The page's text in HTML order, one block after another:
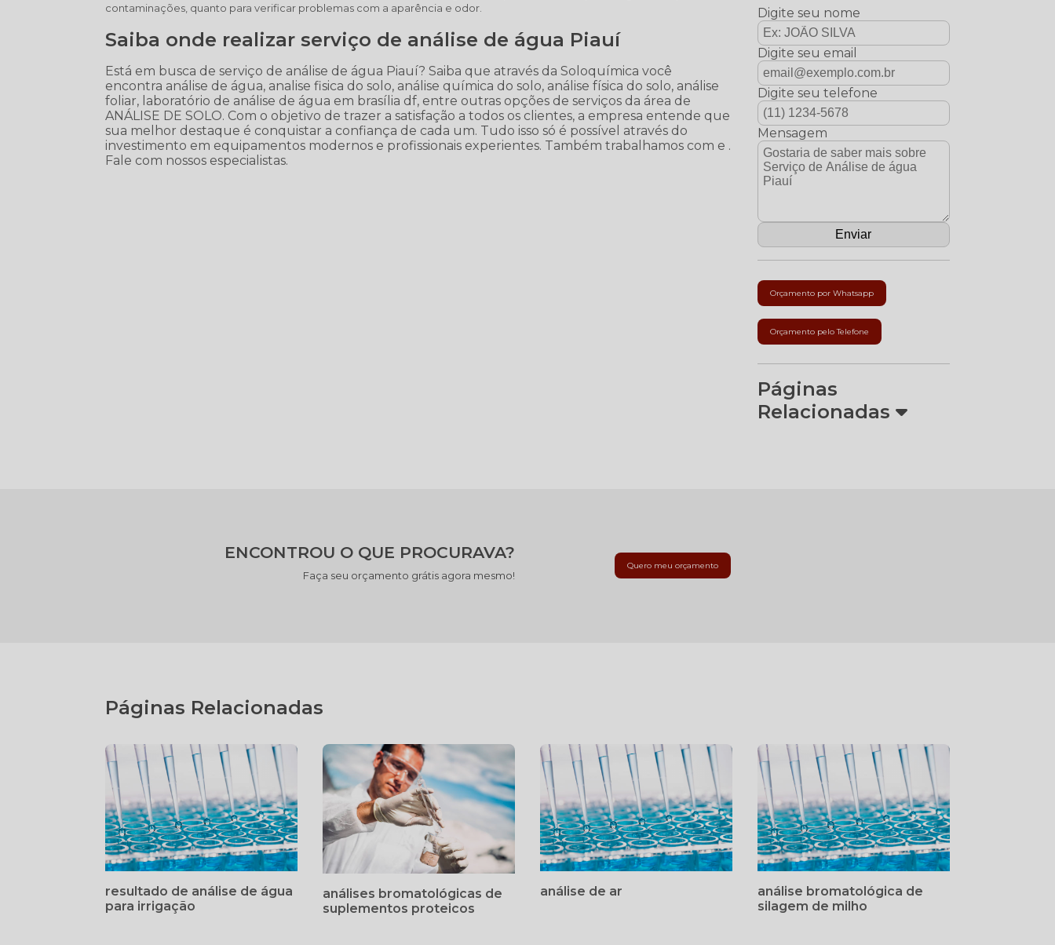
contaminações, quanto para verificar problemas com a aparência e odor.
Saiba onde realizar serviço de análise de água Piauí
Está em busca de serviço de análise de água Piauí? Saiba que através da Soloquímica você
encontra análise de água, analise fisica do solo, análise química do solo, análise física do solo, análise
foliar, laboratório de análise de água em brasília df, entre outras opções de serviços da área de
ANÁLISE DE SOLO. Com o objetivo de trazer a satisfação a todos os clientes, a empresa entende que
sua melhor destaque é conquistar a confiança de cada um. Tudo isso só é possível através do
investimento em equipamentos modernos e profissionais experientes. Também trabalhamos com e .
Fale com nossos especialistas.
Digite seu nome
Digite seu email
Digite seu telefone
Mensagem
Orçamento por Whatsapp
Orçamento pelo Telefone
Páginas
Relacionadas
ENCONTROU O QUE PROCURAVA?
Faça seu orçamento grátis agora mesmo!
Quero meu orçamento
Páginas Relacionadas
resultado de análise de água
para irrigação
análises bromatológicas de
suplementos proteicos
análise de ar
análise bromatológica de
silagem de milho